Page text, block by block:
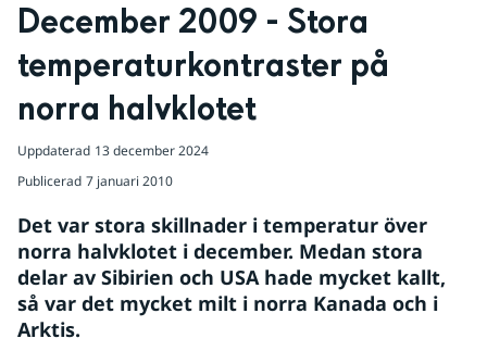
December 2009 - Stora
temperaturkontraster på
norra halvklotet
Uppdaterad 13 december 2024
Publicerad 7 januari 2010
Det var stora skillnader i temperatur över
norra halvklotet i december. Medan stora
delar av Sibirien och USA hade mycket kallt,
så var det mycket milt i norra Kanada och i
Arktis.